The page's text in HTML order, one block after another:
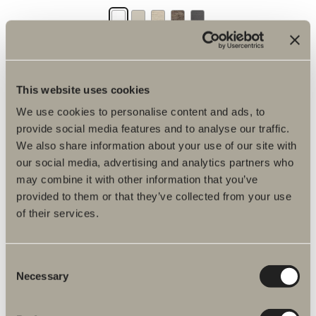
This website uses cookies
We use cookies to personalise content and ads, to
provide social media features and to analyse our traffic.
We also share information about your use of our site with
our social media, advertising and analytics partners who
may combine it with other information that you’ve
provided to them or that they’ve collected from your use
of their services.
Selection
Necessary
GÅ TIL PRODUKT
Innredning til rengjøringsskap
Kompletter høyskapet med smarte tilvalg og tilbehør.